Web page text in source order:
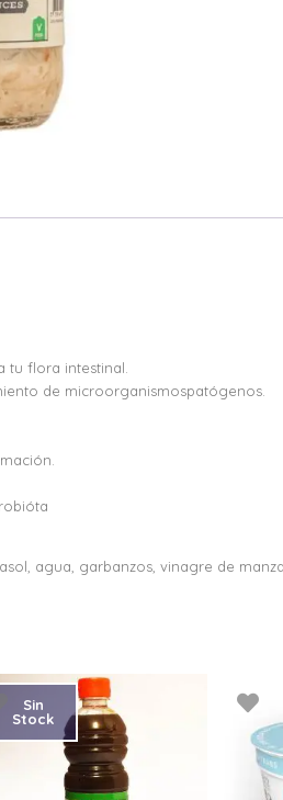
tu flora intestinal.
de microorganismospatógenos.
agua, garbanzos, vinagre de
Sin
Stock